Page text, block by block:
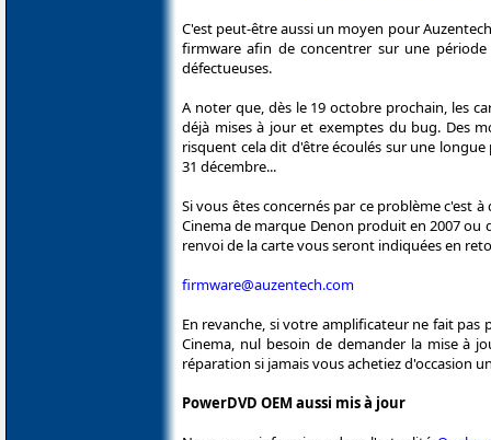
C'est peut-être aussi un moyen pour
firmware afin de concentrer sur une
défectueuses.
A noter que, dès le 19 octobre prochain, les
déjà mises à jour et exemptes du bug. Des
risquent cela dit d'être écoulés sur une
31 décembre...
Si vous êtes concernés par ce problème c'est
Cinema de marque Denon produit en 2007 ou
renvoi de la carte vous seront indiquées en
firmware@auzentech.com
En revanche, si votre amplificateur ne fait
Cinema, nul besoin de demander la mise à
réparation si jamais vous achetiez d'occasion
PowerDVD OEM aussi mis à jour